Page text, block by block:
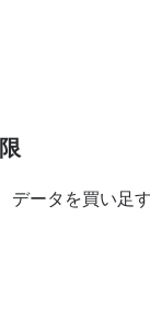
データを買い足